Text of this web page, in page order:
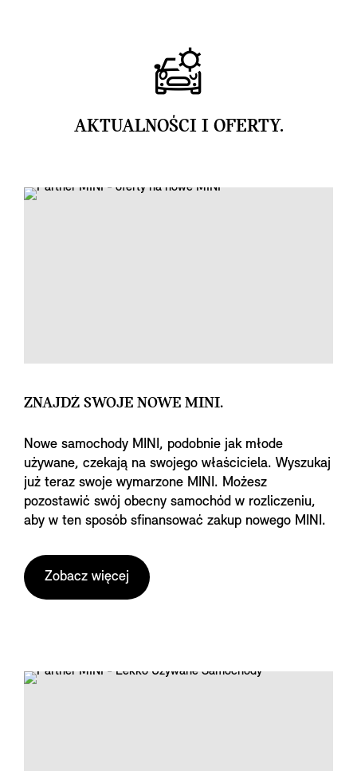
AKTUALNOŚCI I OFERTY.
ZNAJDŹ SWOJE NOWE MINI.
Nowe samochody MINI, podobnie jak młode
używane, czekają na swojego właściciela. Wyszukaj
już teraz swoje wymarzone MINI. Możesz
pozostawić swój obecny samochód w rozliczeniu,
aby w ten sposób sfinansować zakup nowego MINI.
Zobacz więcej